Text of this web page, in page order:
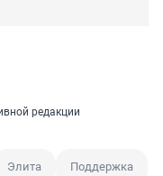
редакции
Элита Поддержка